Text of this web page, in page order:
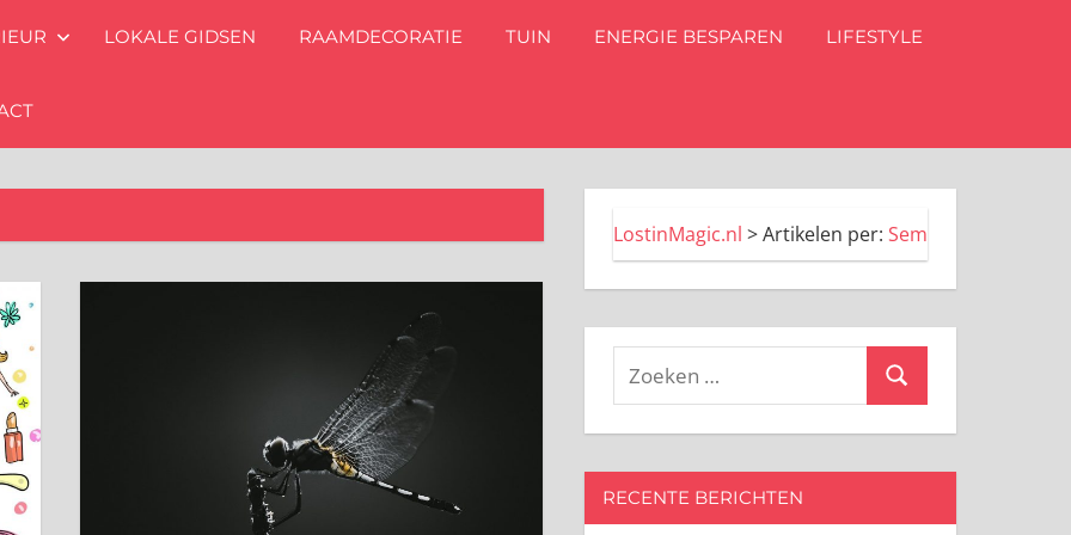
LOKALE GIDSEN RAAMDECORATIE TUIN ENERGIE BESPAREN LIFESTYLE
LostinMagic.nl >Artikelen per: Sem
Zoeken
Zoeken
RECENTE BERICHTEN